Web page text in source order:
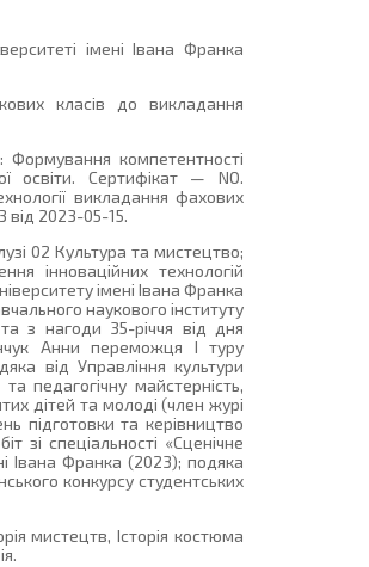
імені Івана Франка
класів до викладання
компетентності
освіти. Сертифікат — NO.
викладання фахових
від 2023-05-15.
02 Культура та мистецтво;
інноваційних технологій
імені Івана Франка
наукового інституту
з нагоди 35-річчя від дня
Анни переможця І туру
від Управління культури
педагогічну майстерність,
дітей та молоді (член журі
підготовки та керівництво
зі спеціальності «Сценічне
Івана Франка (2023); подяка
конкурсу студентських
мистецтв, Історія костюма